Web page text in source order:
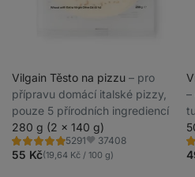
Vilgain Těsto na pizzu ⁠–⁠ pro
přípravu domácí italské pizzy,
pouze 5 přírodních ingrediencí
280 g (2 x 140 g)
5291
Hodnocení
4.8/5,
5291
Oblíbené
37408
55 Kč(19,64 Kč / 100 g)
⁠–⁠